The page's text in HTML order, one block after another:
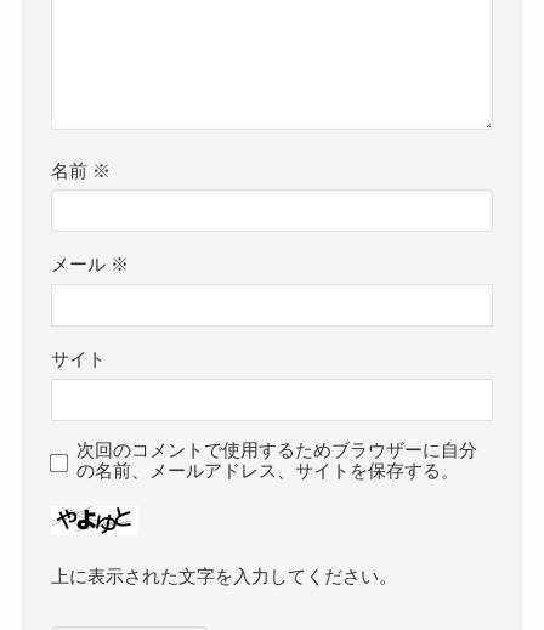
名前 ※
メール ※
サイト
次回のコメントで使用するためブラウザーに自分
の名前、メールアドレス、サイトを保存する。
上に表示された文字を入力してください。